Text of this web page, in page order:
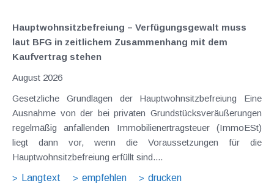
Hauptwohnsitz​­befreiung – Verfügungsgewalt muss
laut BFG in zeitlichem Zusammenhang mit dem
Kaufvertrag stehen
August 2026
Gesetzliche Grundlagen der Hauptwohnsitzbefreiung Eine
Ausnahme von der bei privaten Grundstücksveräußerungen
regelmäßig anfallenden Immobilienertragsteuer (ImmoESt)
liegt dann vor, wenn die Voraussetzungen für die
Hauptwohnsitzbefreiung erfüllt sind....
Langtext
empfehlen drucken